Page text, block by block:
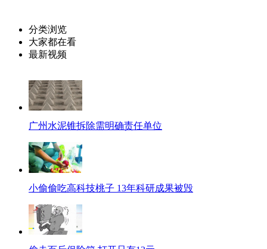
分类浏览
大家都在看
最新视频
广州水泥锥拆除需明确责任单位
小偷偷吃高科技桃子 13年科研成果被毁